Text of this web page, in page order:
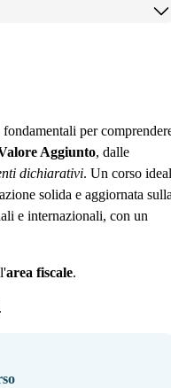
per
Aggiunto, dalle
dichiarativi. Un corso
solida e aggiornata
e internazionali, con un
area fiscale.
.